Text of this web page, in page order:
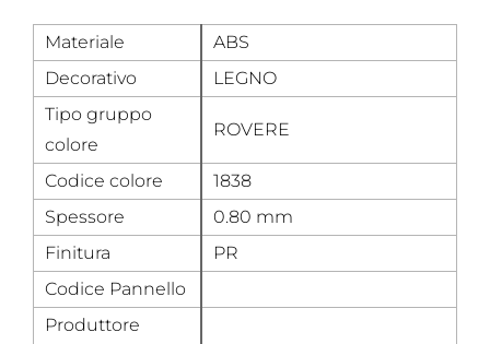
Materiale
ABS
Decorativo
LEGNO
Tipo gruppo
colore
ROVERE
Codice colore
1838
Spessore
0.80 mm
Finitura
PR
Codice Pannello
Produttore